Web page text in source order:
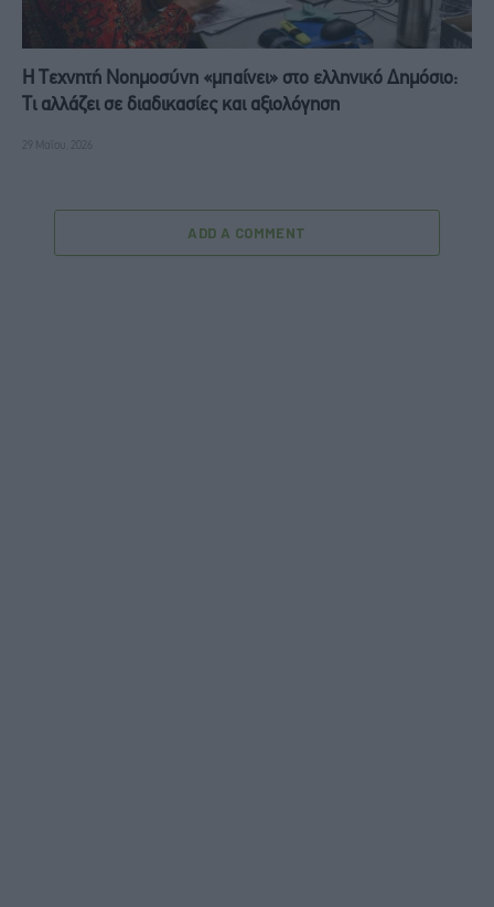
Η Τεχνητή Νοημοσύνη «μπαίνει» στο ελληνικό Δημόσιο:
Τι αλλάζει σε διαδικασίες και αξιολόγηση
29 Μαΐου, 2026
ADD A COMMENT